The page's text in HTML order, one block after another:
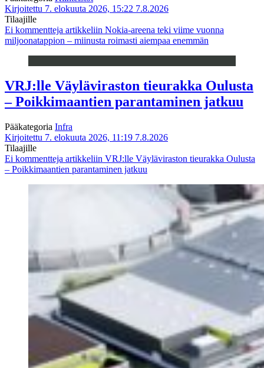
Kirjoitettu 7. elokuuta 2026, 15:22 7.8.2026
Tilaajille
Ei kommentteja artikkeliin Nokia-areena teki viime vuonna
miljoonatappion – miinusta roimasti aiempaa enemmän
VRJ:lle Väyläviraston tieurakka Oulusta
– Poikkimaantien parantaminen jatkuu
Pääkategoria Infra
Kirjoitettu 7. elokuuta 2026, 11:19 7.8.2026
Tilaajille
Ei kommentteja artikkeliin VRJ:lle Väyläviraston tieurakka Oulusta
– Poikkimaantien parantaminen jatkuu